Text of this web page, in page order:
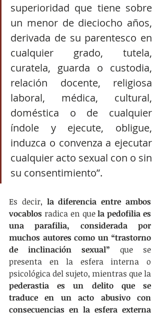
superioridad que tiene sobre
un menor de dieciocho años,
derivada de su parentesco en
cualquier grado, tutela,
curatela, guarda o custodia,
relación docente, religiosa
laboral, médica, cultural,
doméstica o de cualquier
índole y ejecute, obligue,
induzca o convenza a ejecutar
cualquier acto sexual con o sin
su consentimiento”.
Es decir, la diferencia entre ambos
vocablos radica en que la pedofilia es
una parafilia, considerada por
muchos autores como un “trastorno
de inclinación sexual” que se
presenta en la esfera interna o
pederastia es un delito que se
traduce en un acto abusivo con
consecuencias en la esfera externa